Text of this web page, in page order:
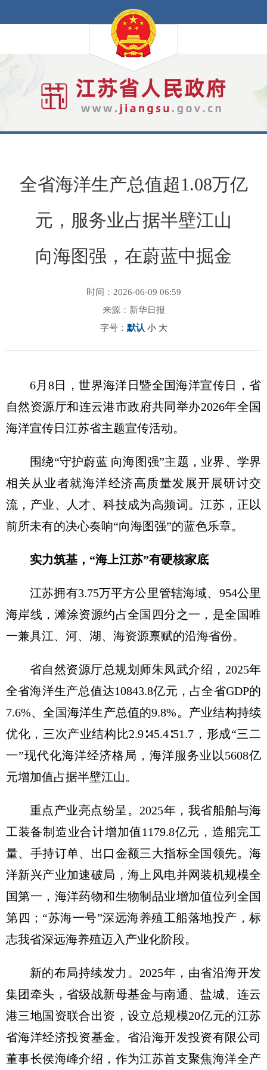
全省海洋生产总值超1.08万亿
元，服务业占据半壁江山
向海图强，在蔚蓝中掘金
时间：2026-06-09 06:59
来源：新华日报
字号： 默认 小 大
6月8日，世界海洋日暨全国海洋宣传日，省
自然资源厅和连云港市政府共同举办2026年全国
海洋宣传日江苏省主题宣传活动。
围绕“守护蔚蓝 向海图强”主题，业界、学界
相关从业者就海洋经济高质量发展开展研讨交
流，产业、人才、科技成为高频词。江苏，正以
前所未有的决心奏响“向海图强”的蓝色乐章。
实力筑基，“海上江苏”有硬核家底
江苏拥有3.75万平方公里管辖海域、954公里
海岸线，滩涂资源约占全国四分之一，是全国唯
一兼具江、河、湖、海资源禀赋的沿海省份。
省自然资源厅总规划师朱凤武介绍，2025年
全省海洋生产总值达10843.8亿元，占全省GDP的
7.6%、全国海洋生产总值的9.8%。产业结构持续
优化，三次产业结构比2.9∶45.4∶51.7，形成“三二
一”现代化海洋经济格局，海洋服务业以5608亿
元增加值占据半壁江山。
重点产业亮点纷呈。2025年，我省船舶与海
工装备制造业合计增加值1179.8亿元，造船完工
量、手持订单、出口金额三大指标全国领先。海
洋新兴产业加速破局，海上风电并网装机规模全
国第一，海洋药物和生物制品业增加值位列全国
第四；“苏海一号”深远海养殖工船落地投产，标
志我省深远海养殖迈入产业化阶段。
新的布局持续发力。2025年，由省沿海开发
集团牵头，省级战新母基金与南通、盐城、连云
港三地国资联合出资，设立总规模20亿元的江苏
省海洋经济投资基金。省沿海开发投资有限公司
董事长侯海峰介绍，作为江苏首支聚焦海洋全产